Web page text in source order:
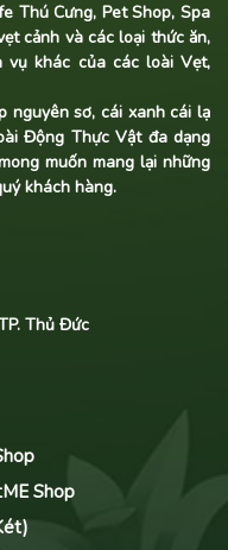
Thú Cưng, Pet Shop, Spa
cảnh và các loại thức ăn,
vụ khác của các loài Vẹt,
nguyên sơ, cái xanh cái lạ
Động Thực Vật đa dạng
muốn mang lại những
khách hàng.
Thủ Đức
Shop